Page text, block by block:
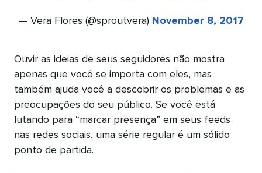
— Vera Flores (@sproutvera) November 8, 2017
Ouvir as ideias de seus seguidores não mostra
apenas que você se importa com eles, mas
também ajuda você a descobrir os problemas e as
preocupações do seu público. Se você está
lutando para “marcar presença” em seus feeds
nas redes sociais, uma série regular é um sólido
ponto de partida.